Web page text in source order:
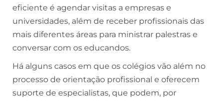
eficiente é agendar visitas a empresas e
universidades, além de receber profissionais das
mais diferentes áreas para ministrar palestras e
conversar com os educandos.
Há alguns casos em que os colégios vão além no
processo de orientação profissional e oferecem
suporte de especialistas, que podem, por